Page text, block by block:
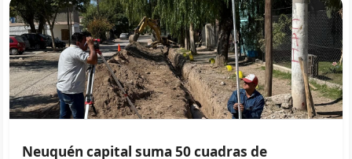
Neuquén capital suma 50 cuadras de